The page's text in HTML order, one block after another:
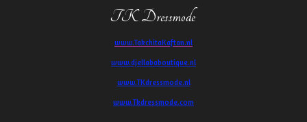
TK Dressmode
www.TakchitaKaftan.nl
www.djellababoutique.nl
www.TKdressmode.nl
www.Tkdressmode.com